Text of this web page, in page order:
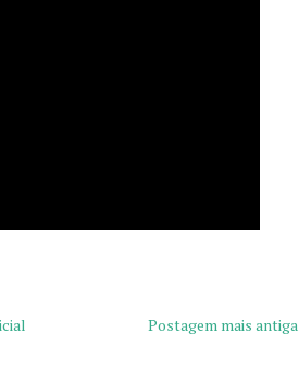
Postagem mais antiga